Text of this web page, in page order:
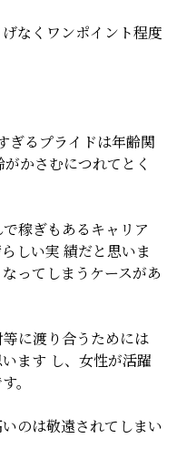
なくワンポイント程度
ぎるプライドは年齢関
かさむにつれてとく
稼ぎもあるキャリア
しい実 績だと思いま
ってしまうケースがあ
に渡り合うためには
ます し、女性が活躍
。
のは敬遠されてしまい